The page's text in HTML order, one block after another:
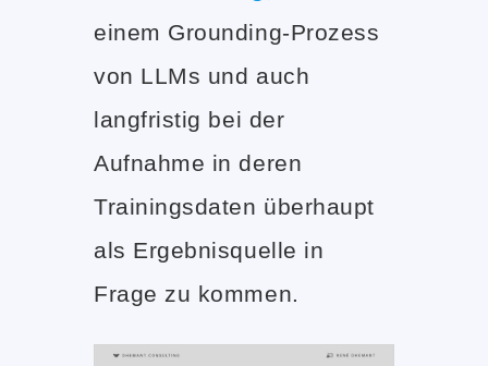
einem Grounding-Prozess
von LLMs und auch
langfristig bei der
Aufnahme in deren
Trainingsdaten überhaupt
als Ergebnisquelle in
Frage zu kommen.